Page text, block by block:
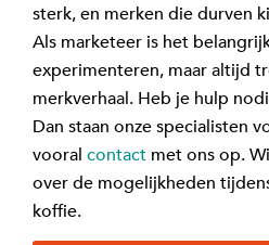
sterk, en merken die durven
Als marketeer is het
experimenteren, maar altijd
merkverhaal. Heb je hulp
Dan staan onze specialisten
vooral contact met ons op.
over de mogelijkheden
koffie.